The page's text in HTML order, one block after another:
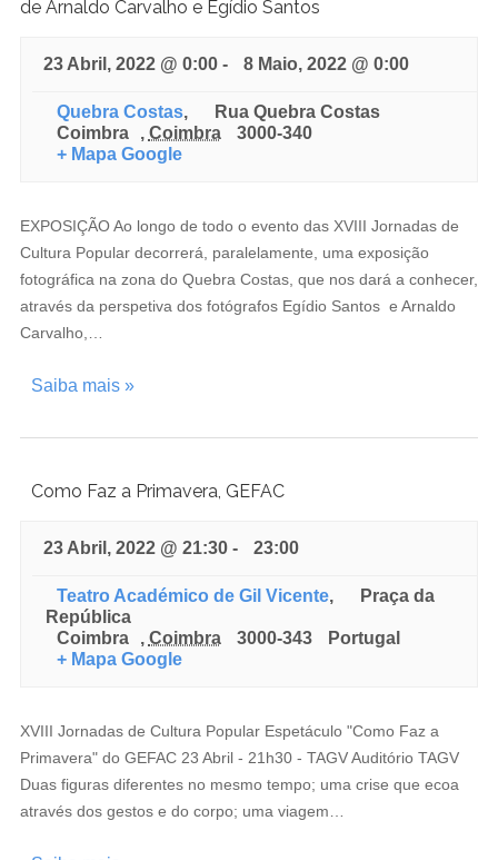
de Arnaldo Carvalho e Egídio Santos
23 Abril, 2022 @ 0:00- 8 Maio, 2022 @ 0:00
Quebra Costas,
Rua Quebra Costas
Coimbra
, Coimbra
3000-340
+ Mapa Google
EXPOSIÇÃO Ao longo de todo o evento das XVIII Jornadas de
Cultura Popular decorrerá, paralelamente, uma exposição
fotográfica na zona do Quebra Costas, que nos dará a conhecer,
através da perspetiva dos fotógrafos Egídio Santos e Arnaldo
Carvalho,…
Saiba mais »
Como Faz a Primavera, GEFAC
23 Abril, 2022 @ 21:30- 23:00
Teatro Académico de Gil Vicente,
Praça da
República
Coimbra
, Coimbra 3000-343
Portugal
+ Mapa Google
XVIII Jornadas de Cultura Popular Espetáculo "Como Faz a
Primavera" do GEFAC 23 Abril - 21h30 - TAGV Auditório TAGV
Duas figuras diferentes no mesmo tempo; uma crise que ecoa
através dos gestos e do corpo; uma viagem…